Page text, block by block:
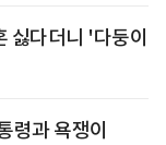
다더니 '다둥이
령과 욕쟁이